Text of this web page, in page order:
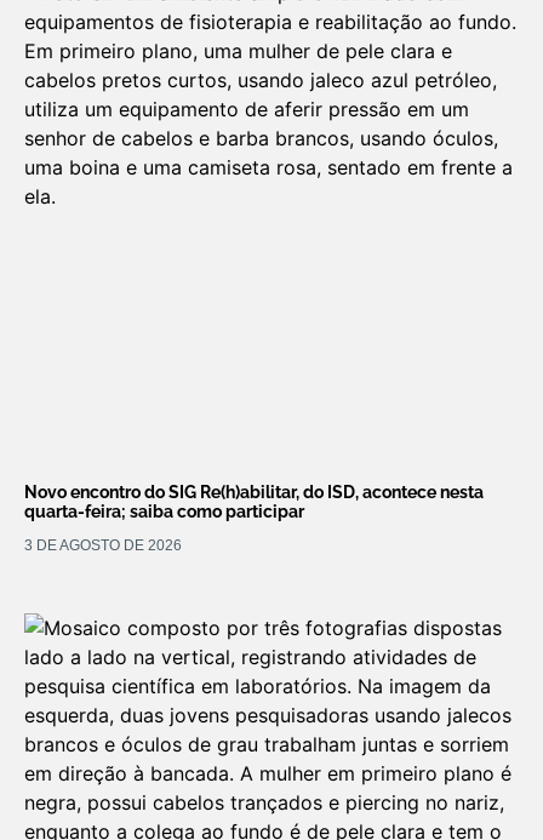
Novo encontro do SIG Re(h)abilitar, do ISD, acontece nesta
quarta-feira; saiba como participar
3 DE AGOSTO DE 2026